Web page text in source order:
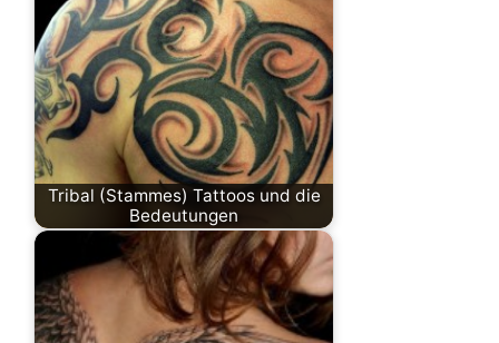
Tribal (Stammes) Tattoos und die
Bedeutungen